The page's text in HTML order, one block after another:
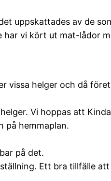
uppskattades av de
har vi kört ut mat-lådor
vissa helger och då
Vi hoppas att
på hemmaplan.
på det.
Ett bra tillfälle